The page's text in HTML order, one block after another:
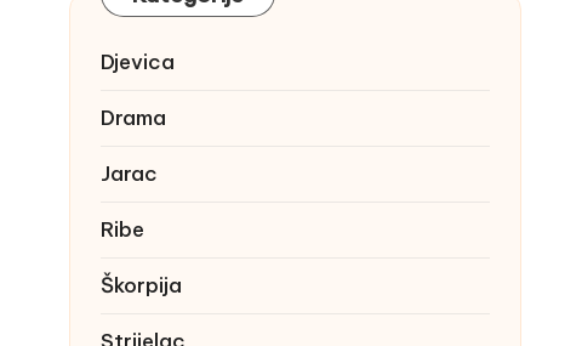
Djevica
Drama
Jarac
Ribe
Škorpija